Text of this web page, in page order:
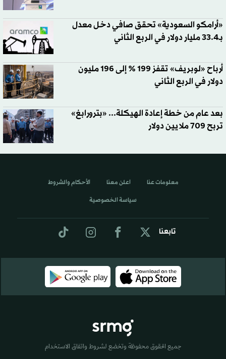
«أرامكو السعودية» تحقق صافي دخل معدل
بـ33.4 مليار دولار في الربع الثاني
أرباح «لوبريف» تقفز 199 % إلى 196 مليون
دولار في الربع الثاني
بعد عام من خطة إعادة الهيكلة... «بترورابغ»
تربح 709 ملايين دولار
تابعنا
معلومات عنا اعلن معنا الأحكام والشروط
سياسة الخصوصية
جميع الحقوق محفوظة وتخضع لشروط واتفاق الاستخدام